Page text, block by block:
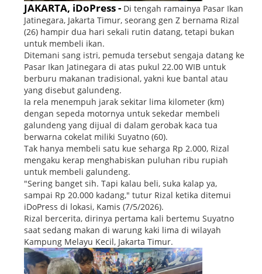
JAKARTA, iDoPress - Di tengah ramainya Pasar Ikan
Jatinegara, Jakarta Timur, seorang gen Z bernama Rizal
(26) hampir dua hari sekali rutin datang, tetapi bukan
untuk membeli ikan.
Ditemani sang istri, pemuda tersebut sengaja datang ke
Pasar Ikan Jatinegara di atas pukul 22.00 WIB untuk
berburu makanan tradisional, yakni kue bantal atau
yang disebut galundeng.
Ia rela menempuh jarak sekitar lima kilometer (km)
dengan sepeda motornya untuk sekedar membeli
galundeng yang dijual di dalam gerobak kaca tua
berwarna cokelat miliki Suyatno (60).
Tak hanya membeli satu kue seharga Rp 2.000, Rizal
mengaku kerap menghabiskan puluhan ribu rupiah
untuk membeli galundeng.
"Sering banget sih. Tapi kalau beli, suka kalap ya,
sampai Rp 20.000 kadang," tutur Rizal ketika ditemui
iDoPress di lokasi, Kamis (7/5/2026).
Rizal bercerita, dirinya pertama kali bertemu Suyatno
saat sedang makan di warung kaki lima di wilayah
Kampung Melayu Kecil, Jakarta Timur.